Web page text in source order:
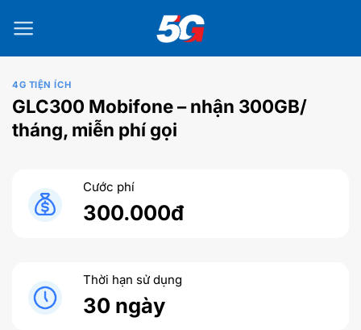
qua
4G TIỆN ÍCH
GLC300 Mobifone – nhận 300GB/
tháng, miễn phí gọi
Cước phí
300.000đ
Thời hạn sử dụng
30 ngày